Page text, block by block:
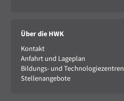
Über die HWK
Kontakt
Anfahrt und Lageplan
Bildungs- und Technologiezentren
Stellenangebote